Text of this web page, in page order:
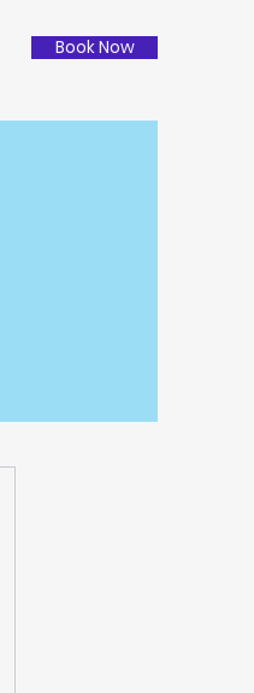
Book Now